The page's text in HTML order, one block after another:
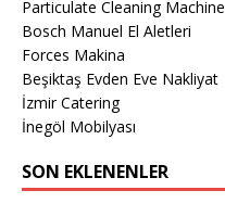
Particulate Cleaning Machine
Bosch Manuel El Aletleri
Forces Makina
Beşiktaş Evden Eve Nakliyat
İzmir Catering
İnegöl Mobilyası
SON EKLENENLER